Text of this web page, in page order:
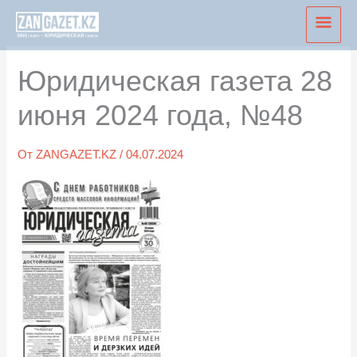
Перейти
содержимому
Юридическая газета 28
июня 2024 года, №48
ОтZANGAZET.KZ/04.07.2024